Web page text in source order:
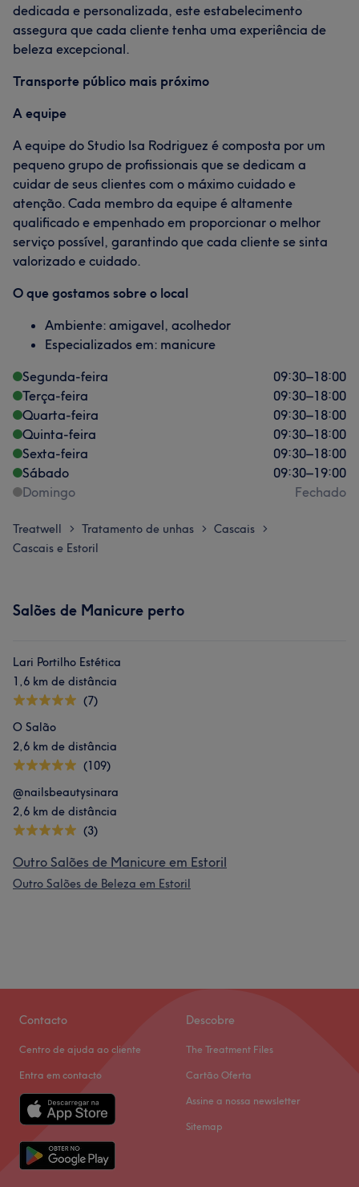
dedicada e personalizada, este estabelecimento
assegura que cada cliente tenha uma experiência de
beleza excepcional.
Transporte público mais próximo
A equipe
A equipe do Studio Isa Rodriguez é composta por um
pequeno grupo de profissionais que se dedicam a
cuidar de seus clientes com o máximo cuidado e
atenção. Cada membro da equipe é altamente
qualificado e empenhado em proporcionar o melhor
serviço possível, garantindo que cada cliente se sinta
valorizado e cuidado.
O que gostamos sobre o local
Ambiente: amigavel, acolhedor
Especializados em: manicure
Segunda-feira
09:30–18:00
Terça-feira
09:30–18:00
Quarta-feira
09:30–18:00
Quinta-feira
09:30–18:00
Sexta-feira
09:30–18:00
Sábado
09:30–19:00
Domingo
Fechado
Treatwell > Tratamento de unhas > Cascais >
Cascais e Estoril
Salões de Manicure perto
Lari Portilho Estética
1,6 km de distância
(7)
O Salão
2,6 km de distância
(109)
@nailsbeautysinara
2,6 km de distância
(3)
Outro Salões de Manicure em Estoril
Outro Salões de Beleza em Estoril
Contacto
Centro de ajuda ao cliente
Entra em contacto
Descobre
The Treatment Files
Cartão Oferta
Assine a nossa newsletter
Sitemap